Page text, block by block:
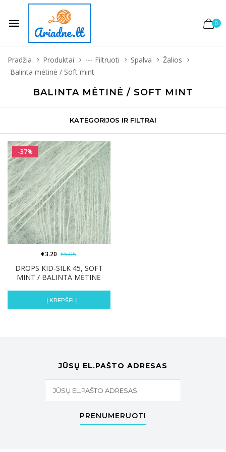
0
Pradžia Produktai --- Filtruoti Spalva
Žalios
Balinta mėtinė / Soft mint
BALINTA MĖTINĖ / SOFT MINT
KATEGORIJOS IR FILTRAI
-37%
DROPS KID-SILK 45, SOFT
MINT / BALINTA MĖTINĖ
€3.20 €5.05
Į KREPŠELĮ
JŪSŲ EL.PAŠTO ADRESAS
PRENUMERUOTI